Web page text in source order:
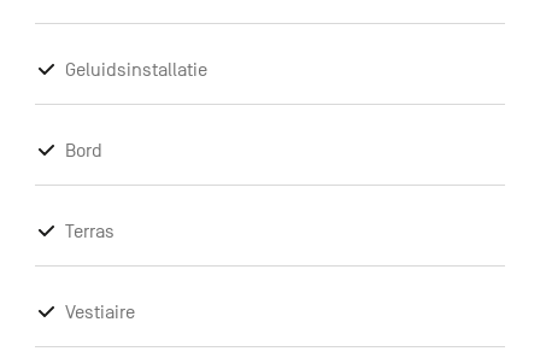
Geluidsinstallatie
Bord
Terras
Vestiaire